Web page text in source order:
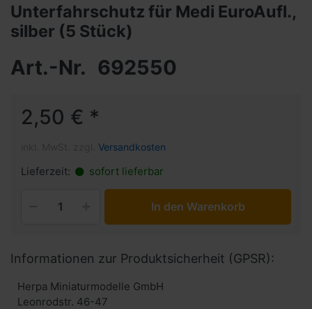
Unterfahrschutz für Medi EuroAufl.,
silber (5 Stück)
Art.-Nr. 692550
2,50 € *
Versandkosten
Lieferzeit: sofort lieferbar
In den Warenkorb
Informationen zur Produktsicherheit (GPSR):
Herpa Miniaturmodelle GmbH
Leonrodstr. 46-47